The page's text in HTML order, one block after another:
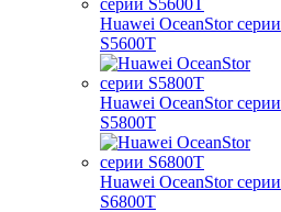
Huawei OceanStor серии
S5600T
Huawei OceanStor серии
S5800T
Huawei OceanStor серии
S6800T